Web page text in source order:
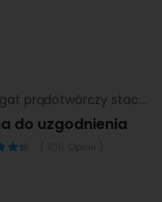
Agregat prądotwórczy stacjonarny Chicago Pneumatic cpdg 150
do uzgodnienia